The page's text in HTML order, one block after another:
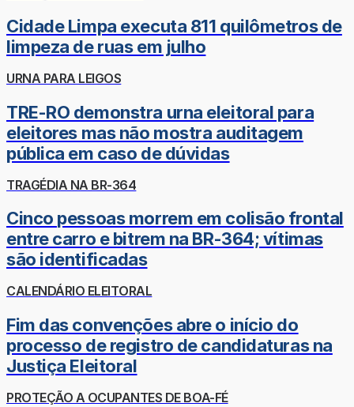
Cidade Limpa executa 811 quilômetros de
limpeza de ruas em julho
URNA PARA LEIGOS
TRE-RO demonstra urna eleitoral para
eleitores mas não mostra auditagem
pública em caso de dúvidas
TRAGÉDIA NA BR-364
Cinco pessoas morrem em colisão frontal
entre carro e bitrem na BR-364; vítimas
são identificadas
CALENDÁRIO ELEITORAL
Fim das convenções abre o início do
processo de registro de candidaturas na
Justiça Eleitoral
PROTEÇÃO A OCUPANTES DE BOA-FÉ